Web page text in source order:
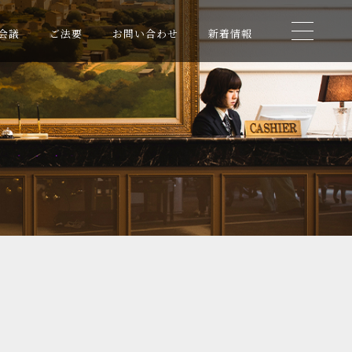
議 ご法要 お問い合わせ 新着情報